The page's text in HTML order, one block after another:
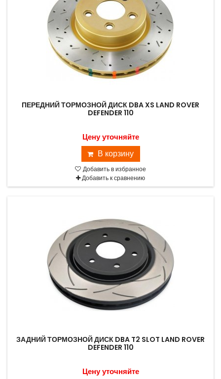
ПЕРЕДНИЙ ТОРМОЗНОЙ ДИСК DBA XS LAND ROVER
DEFENDER 110
Цену уточняйте
В корзину
Добавить в избранное
Добавить к сравнению
ЗАДНИЙ ТОРМОЗНОЙ ДИСК DBA T2 SLOT LAND ROVER
DEFENDER 110
Цену уточняйте